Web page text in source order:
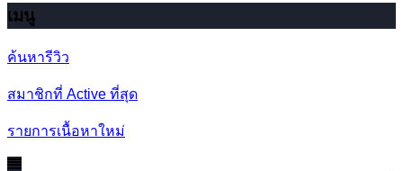
เมนู
ค้นหารีวิว
สมาชิกที่ Active ที่สุด
รายการเนื้อหาใหม่